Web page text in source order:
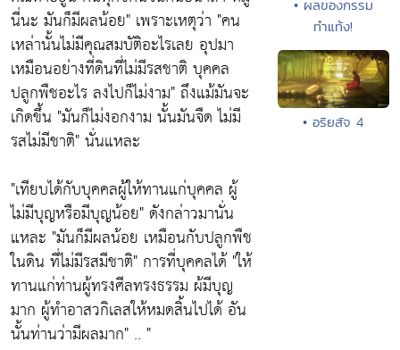
นี่นะ มันก็มีผลน้อย" เพราะเหตุว่า "คน
เหล่านั้นไม่มีคุณสมบัติอะไรเลย อุปมา
เหมือนอย่างที่ดินที่ไม่มีรสชาติ บุคคล
ปลูกพืชอะไร ลงไปก็ไม่งาม" ถึงแม้มันจะ
เกิดขึ้น "มันก็ไม่งอกงาม นั้นมันจืด ไม่มี
รสไม่มีชาติ" นั่นแหละ
"เทียบได้กับบุคคลผู้ให้ทานแก่บุคคล ผู้
ไม่มีบุญหรือมีบุญน้อย" ดังกล่าวมานั่น
แหละ "มันก็มีผลน้อย เหมือนกับปลูกพืช
ในดิน ที่ไม่มีรสมีชาติ" การที่บุคคลได้ "ให้
ทานแก่ท่านผู้ทรงศีลทรงธรรม ผ้มีบุญ
มาก ผู้ทำอาสวกิเลสให้หมดสิ้นไปได้ อัน
นั้นท่านว่ามีผลมาก" .. "
• ผลของกรรม
ทำแท้ง!
• อริยสัจ 4